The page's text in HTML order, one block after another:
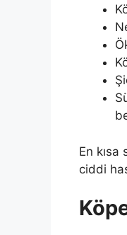
En
ciddi